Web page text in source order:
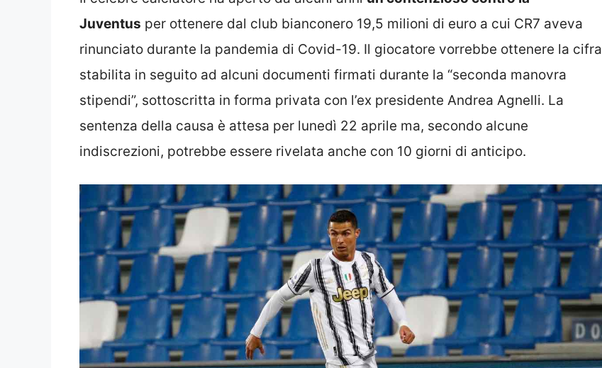
Juventus per ottenere dal club bianconero 19,5 milioni di euro a cui CR7 aveva
rinunciato durante la pandemia di Covid-19. Il giocatore vorrebbe ottenere la cifra
stabilita in seguito ad alcuni documenti firmati durante la “seconda manovra
stipendi”, sottoscritta in forma privata con l’ex presidente Andrea Agnelli. La
sentenza della causa è attesa per lunedì 22 aprile ma, secondo alcune
indiscrezioni, potrebbe essere rivelata anche con 10 giorni di anticipo.